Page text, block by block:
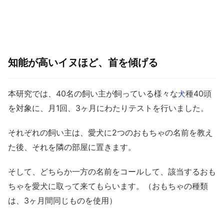
知能が高いイヌほど、首を傾げる
本研究では、40名の飼い主が飼っている様々な犬種40頭
を対象に、月1回、3ヶ月にわたりテストを行いました。
それぞれの飼い主は、愛犬に2つのおもちゃの名前を教え
た後、それを隣の部屋に置きます。
そして、どちらか一方の名前をコールして、該当するおも
ちゃを愛犬に取って来てもらいます。（おもちゃの種類
は、3ヶ月間同じものを使用）